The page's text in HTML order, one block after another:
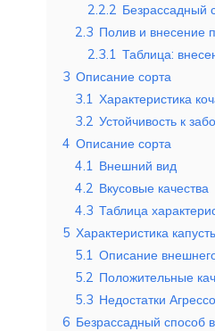
2.2.2 Безрассадный
2.3 Полив и внесение
2.3.1 Таблица:
3 Описание сорта
3.1 Характеристика
3.2 Устойчивость к
4 Описание сорта
4.1 Внешний вид
4.2 Вкусовые качества
4.3 Таблица
5 Характеристика
5.1 Описание
5.2 Положительные
5.3 Недостатки
6 Безрассадный способ